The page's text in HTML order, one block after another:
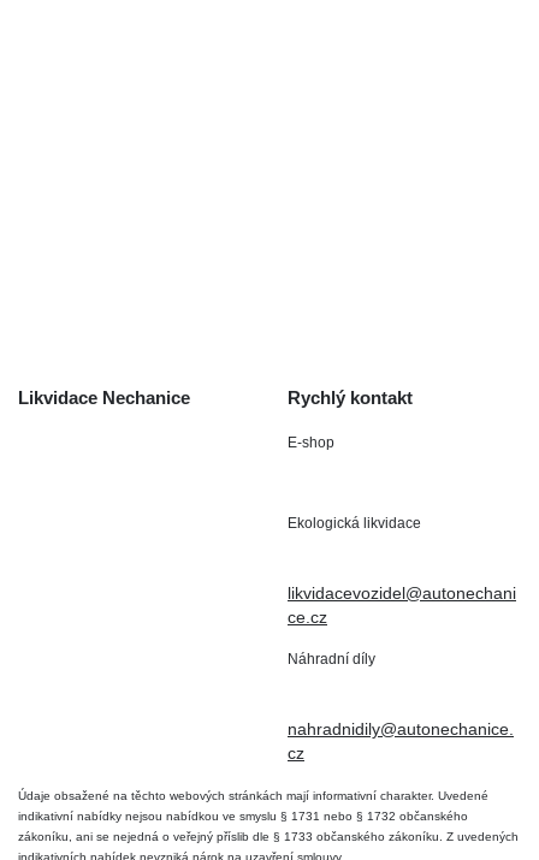
Likvidace Nechanice Rychlý kontakt
E-shop
Ekologická likvidace
likvidacevozidel@autonechani
ce.cz
Náhradní díly
nahradnidily@autonechanice.
cz
Údaje obsažené na těchto webových stránkách mají informativní charakter. Uvedené
indikativní nabídky nejsou nabídkou ve smyslu § 1731 nebo § 1732 občanského
zákoníku, ani se nejedná o veřejný příslib dle § 1733 občanského zákoníku. Z uvedených
indikativních nabídek nevzniká nárok na uzavření smlouvy.